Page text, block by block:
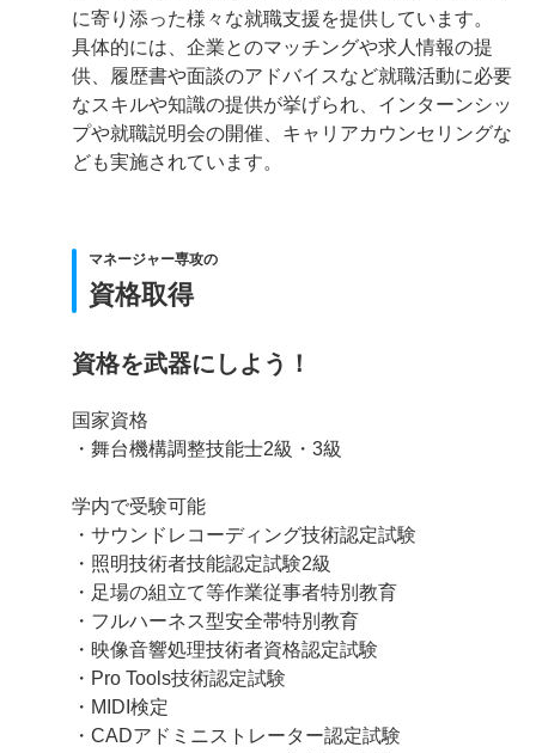
に寄り添った様々な就職支援を提供しています。
具体的には、企業とのマッチングや求人情報の提
供、履歴書や面談のアドバイスなど就職活動に必要
なスキルや知識の提供が挙げられ、インターンシッ
プや就職説明会の開催、キャリアカウンセリングな
ども実施されています。
マネージャー専攻の
資格取得
資格を武器にしよう！
国家資格
・舞台機構調整技能士2級・3級
学内で受験可能
・サウンドレコーディング技術認定試験
・照明技術者技能認定試験2級
・足場の組立て等作業従事者特別教育
・フルハーネス型安全帯特別教育
・映像音響処理技術者資格認定試験
・Pro Tools技術認定試験
・MIDI検定
・CADアドミニストレーター認定試験